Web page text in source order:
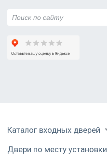
Сергиев Посад
Солнечногорск
Ступино
Чехов
Щелково
Каталог входных дверей
Двери по месту установки